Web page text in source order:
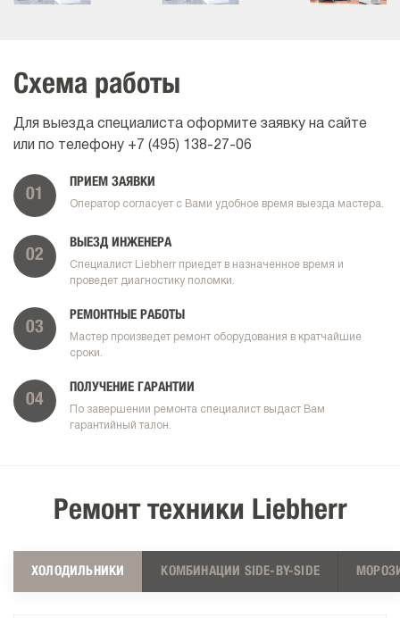
Схема работы
Для выезда специалиста оформите заявку на сайте
или по телефону +7 (495) 138-27-06
01
ПРИЕМ ЗАЯВКИ
Оператор согласует с Вами удобное время выезда мастера.
02
ВЫЕЗД ИНЖЕНЕРА
Специалист Liebherr приедет в назначенное время и
проведет диагностику поломки.
03
РЕМОНТНЫЕ РАБОТЫ
Мастер произведет ремонт оборудования в кратчайшие
сроки.
04
ПОЛУЧЕНИЕ ГАРАНТИИ
По завершении ремонта специалист выдаст Вам
гарантийный талон.
Ремонт техники Liebherr
ХОЛОДИЛЬНИКИ КОМБИНАЦИИ SIDE-BY-SIDE